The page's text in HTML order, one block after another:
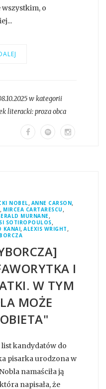
wszystkim, o
w kategorii
literacki:proza obca
NOBEL, ANNE CARSON,
, MIRCEA CARTARESCU ,
MURNANE,
SOTIROPOULOS,
KANAI,ALEXIS WRIGHT ,
I
W TYM
MOŻE
kandydatów do
pisarka urodzona w
namaściła ją
napisała, że